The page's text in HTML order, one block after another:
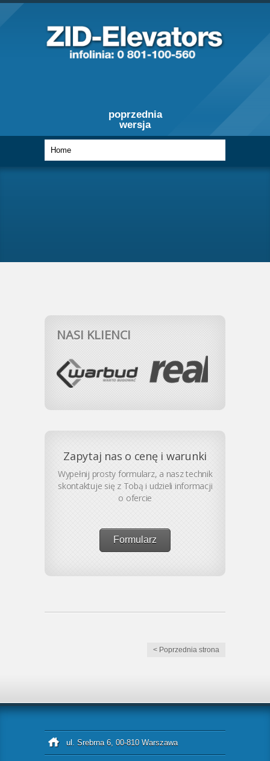
poprzednia
wersja
NASI KLIENCI
Zapytaj nas o cenę i warunki
Wypełnij prosty formularz, a nasz technik
skontaktuje się z Tobą i udzieli informacji
o ofercie
Formularz
< Poprzednia strona
ul. Srebrna 6, 00-810 Warszawa